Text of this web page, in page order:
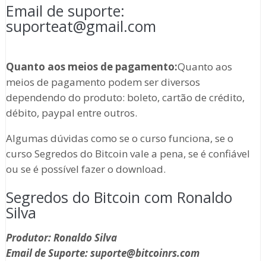
Email de suporte:
suporteat@gmail.com
Quanto aos meios de pagamento:Quanto aos
meios de pagamento podem ser diversos
dependendo do produto: boleto, cartão de crédito,
débito, paypal entre outros.
Algumas dúvidas como se o curso funciona, se o
curso Segredos do Bitcoin vale a pena, se é confiável
ou se é possível fazer o download.
Segredos do Bitcoin com Ronaldo
Silva
Produtor: Ronaldo Silva
Email de Suporte: suporte@bitcoinrs.com